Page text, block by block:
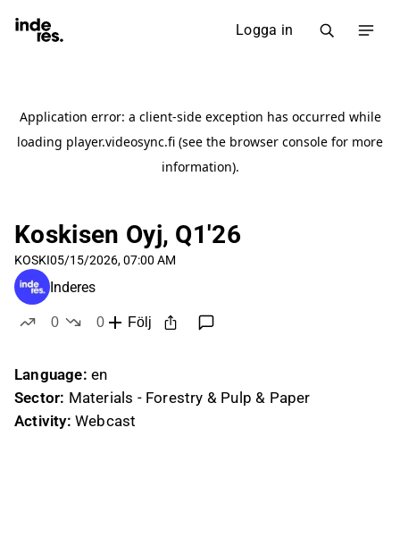
Logga in
Koskisen Oyj, Q1'26
KOSKI05/15/2026, 07:00 AM
Inderes
0
0
Följ
Language: en
Sector: Materials - Forestry & Pulp & Paper
Activity: Webcast